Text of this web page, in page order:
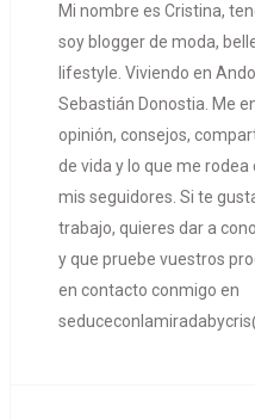
Mi nombre es Cristina,
soy blogger de moda,
lifestyle. Viviendo en
Sebastián Donostia. Me
opinión, consejos,
de vida y lo que me rodea
mis seguidores. Si te
trabajo, quieres dar a
y que pruebe vuestros
en contacto conmigo en